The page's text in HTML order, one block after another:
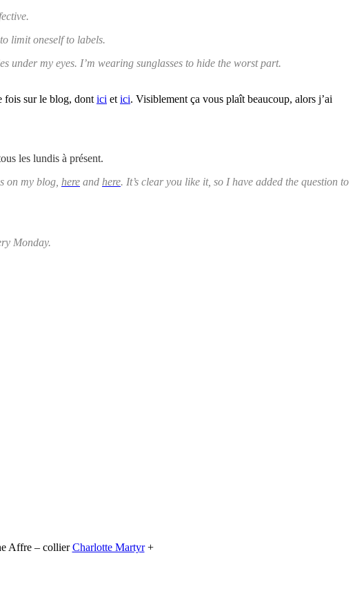
limit oneself to labels.
my eyes. I’m wearing sunglasses to hide the worst part.
fois sur le blog, dont ici et ici. Visiblement ça vous plaît beaucoup, alors j’ai
les lundis à présent.
on my blog, here and here. It’s clear you like it, so I have added the question to
Monday.
Affre – collierCharlotte Martyr+